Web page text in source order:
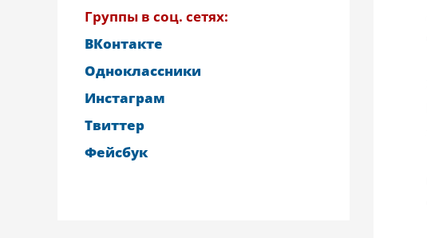
Группы в соц. сетях:
ВКонтакте
Одноклассники
Инстаграм
Твиттер
Фейсбук